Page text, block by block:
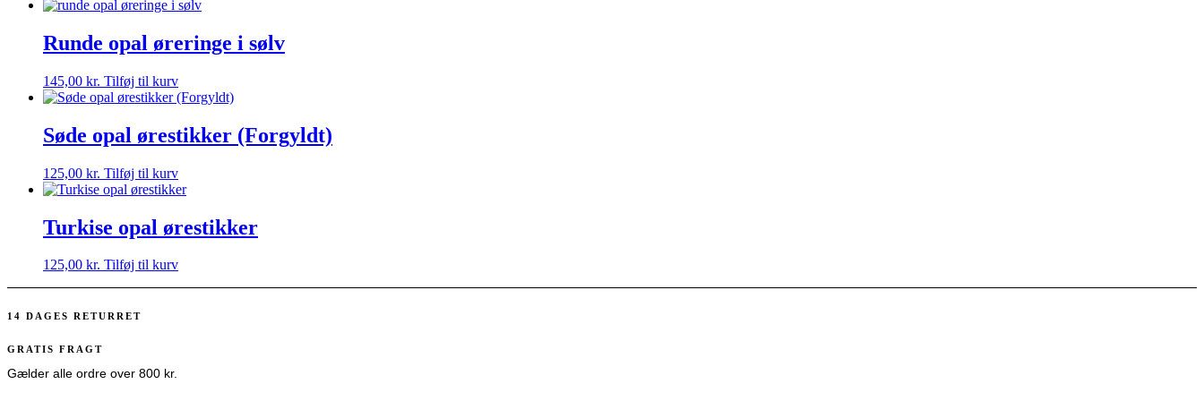
Runde opal øreringe i sølv
145,00 kr. Tilføj til kurv
Søde opal ørestikker (Forgyldt)
125,00 kr. Tilføj til kurv
Turkise opal ørestikker
125,00 kr. Tilføj til kurv
14 DAGES RETURRET
GRATIS FRAGT
Gælder alle ordre over 800 kr.